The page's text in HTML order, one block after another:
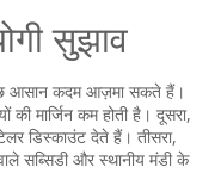
सुझाव
आसान कदम आज़मा सकते हैं।
मार्जिन कम होती है। दूसरा,
डिस्काउंट देते हैं। तीसरा,
सब्सिडी और स्थानीय मंडी के